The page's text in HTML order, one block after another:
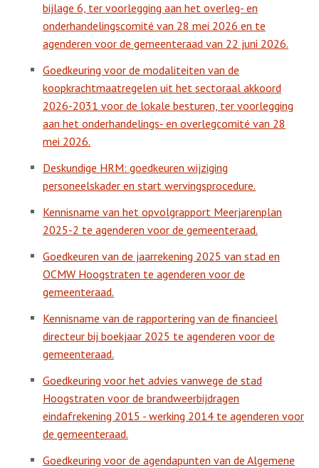
bijlage 6, ter voorlegging aan het overleg- en
onderhandelingscomité van 28 mei 2026 en te
agenderen voor de gemeenteraad van 22 juni 2026.
Goedkeuring voor de modaliteiten van de
koopkrachtmaatregelen uit het sectoraal akkoord
2026-2031 voor de lokale besturen, ter voorlegging
aan het onderhandelings- en overlegcomité van 28
mei 2026.
Deskundige HRM: goedkeuren wijziging
personeelskader en start wervingsprocedure.
Kennisname van het opvolgrapport Meerjarenplan
2025-2 te agenderen voor de gemeenteraad.
Goedkeuren van de jaarrekening 2025 van stad en
OCMW Hoogstraten te agenderen voor de
gemeenteraad.
Kennisname van de rapportering van de financieel
directeur bij boekjaar 2025 te agenderen voor de
gemeenteraad.
Goedkeuring voor het advies vanwege de stad
Hoogstraten voor de brandweerbijdragen
eindafrekening 2015 - werking 2014 te agenderen voor
de gemeenteraad.
Goedkeuring voor de agendapunten van de Algemene